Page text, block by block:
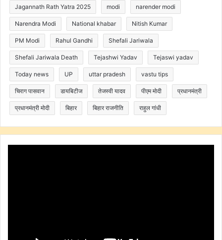
Jagannath Rath Yatra 2025 modi narender modi
Narendra Modi National khabar Nitish Kumar
PM Modi Rahul Gandhi Shefali Jariwala
Shefali Jariwala Death Tejashwi Yadav Tejaswi yadav
Today news UP uttar pradesh vastu tips
चिराग पासवान डायबिटीज तेजस्वी यादव पीएम मोदी प्रधानमंत्री
प्रधानमंत्री मोदी बिहार बिहार राजनीति राहुल गांधी